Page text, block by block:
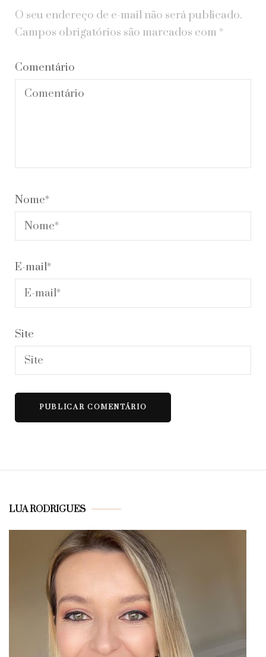
O seu endereço de e-mail não será publicado.
Campos obrigatórios são marcados com *
Comentário
Nome*
E-mail*
Site
LUA RODRIGUES